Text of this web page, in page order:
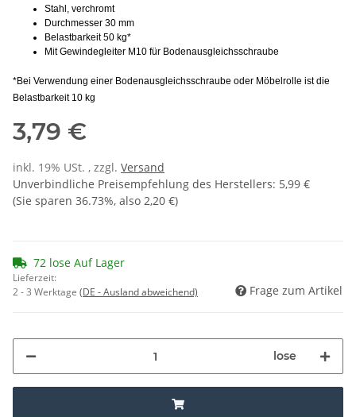
Stahl, verchromt
Durchmesser 30 mm
Belastbarkeit 50 kg*
Mit Gewindegleiter M10 für Bodenausgleichsschraube
*Bei Verwendung einer Bodenausgleichsschraube oder Möbelrolle ist die
Belastbarkeit 10 kg
3,79 €
inkl. 19% USt. , zzgl. Versand
Unverbindliche Preisempfehlung des Herstellers: 5,99 €
(Sie sparen 36.73%, also 2,20 €)
72 lose Auf Lager
Lieferzeit:
2 - 3 Werktage (DE - Ausland abweichend) Frage zum Artikel
lose